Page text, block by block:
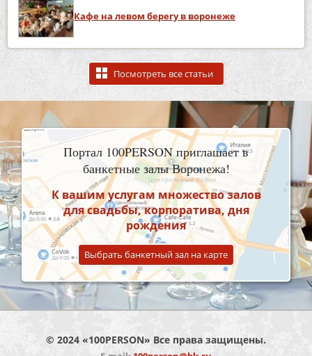
Кафе на левом берегу в воронеже
Посмотреть все статьи
Портал 100PERSON приглашает в
банкетные залы Воронежа!
К вашим услугам множество залов
для свадьбы, корпоратива, дня
рождения
Выбрать банкетный зал на карте
© 2024 «100PERSON» Все права защищены.